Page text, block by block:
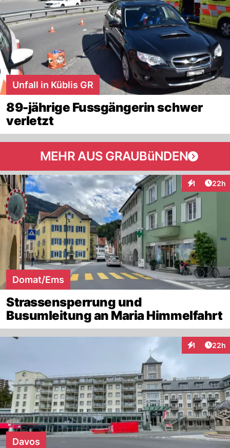
Unfall in Küblis GR
89-jährige Fussgängerin schwer
verletzt
MEHR AUS GRAUBüNDEN
1
Interaktionen
22h
Domat/Ems
Strassensperrung und
Busumleitung an Maria Himmelfahrt
1
Interaktionen
22h
Davos